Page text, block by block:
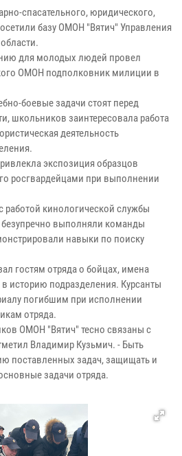
спасательного, юридического,
базу ОМОН "Вятич" Управления
для молодых людей провел
ОМОН подполковник милиции в
боевые задачи стоят перед
школьников заинтересовала работа
деятельность
экспозиция образцов
росгвардейцами при выполнении
работой кинологической службы
выполняли команды
навыки по поиску
гостям отряда о бойцах, имена
историю подразделения. Курсанты
погибшим при исполнении
отряда.
ОМОН "Вятич" тесно связаны с
Владимир Кузьмич. - Быть
поставленных задач, защищать и
задачи отряда.